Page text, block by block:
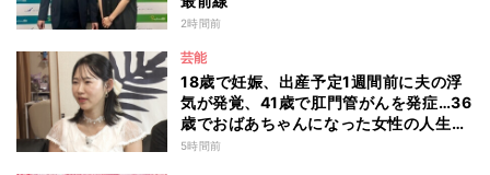
2時間前
芸能
18歳で妊娠、出産予定1週間前に夫の浮
気が発覚、41歳で肛門管がんを発症…36
歳でおばあちゃんになった女性の人生に
島田珠代も思わず涙 『愛のハイエナ
5時間前